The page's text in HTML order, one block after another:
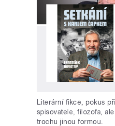
Literární fikce, pokus
spisovatele, filozofa,
trochu jinou formou.